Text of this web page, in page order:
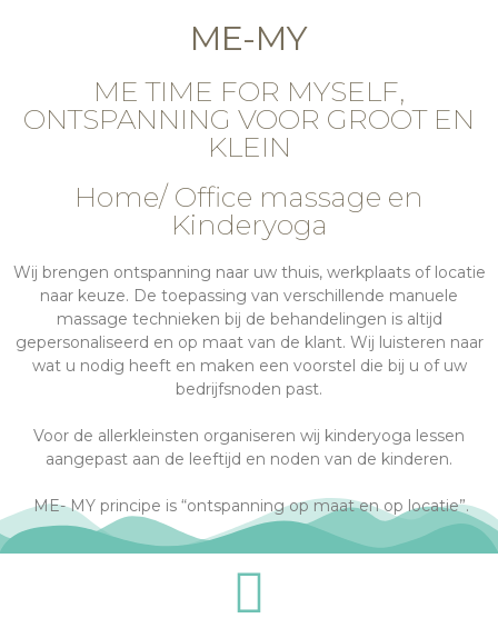
PARTICULIEREN
Gepersonaliseerde behandelingen op
maat van jouw noden
ME-MY
ME TIME FOR MYSELF,
ONTSPANNING VOOR GROOT EN
KLEIN
Home/ Office massage en
Kinderyoga
Wij brengen ontspanning naar uw thuis, werkplaats of locatie
naar keuze. De toepassing van verschillende manuele
massage technieken bij de behandelingen is altijd
gepersonaliseerd en op maat van de klant. Wij luisteren naar
wat u nodig heeft en maken een voorstel die bij u of uw
bedrijfsnoden past.
Voor de allerkleinsten organiseren wij kinderyoga lessen
aangepast aan de leeftijd en noden van de kinderen.
ME- MY principe is “ontspanning op maat en op locatie”.